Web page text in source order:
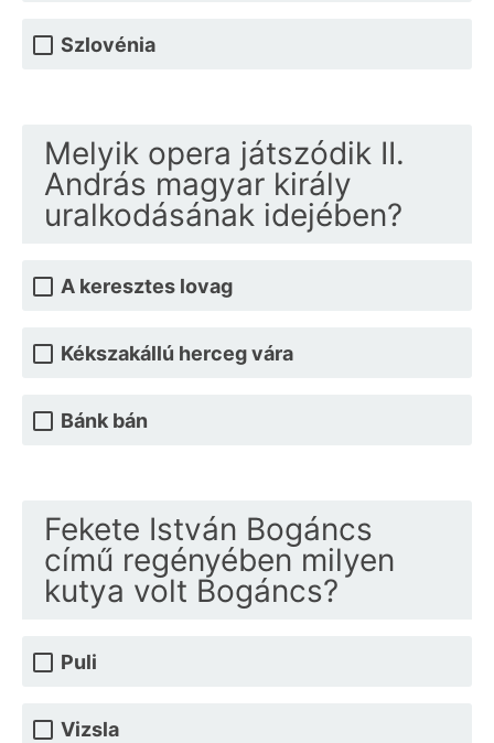
Szlovénia
Melyik opera játszódik II.
András magyar király
uralkodásának idejében?
A keresztes lovag
Kékszakállú herceg vára
Bánk bán
Fekete István Bogáncs
című regényében milyen
kutya volt Bogáncs?
Puli
Vizsla